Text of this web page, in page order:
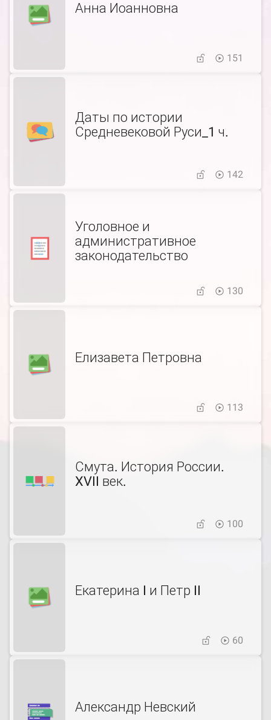
Анна Иоанновна
151
Даты по истории
Средневековой Руси_1 ч.
142
Уголовное и
административное
законодательство
130
Елизавета Петровна
113
Смута. История России.
XVII век.
100
Екатерина I и Петр II
60
Александр Невский